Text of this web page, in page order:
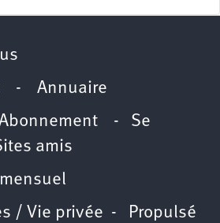
- Annuaire
- Se
amis
/ Vie privée - Propulsé